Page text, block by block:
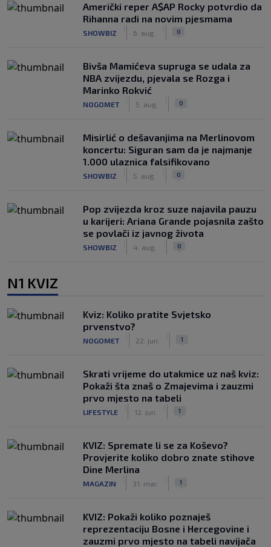
Američki reper A$AP Rocky potvrdio da
Rihanna radi na novim pjesmama
SHOWBIZ 6. aug. 0
Bivša Mamićeva supruga se udala za
NBA zvijezdu, pjevala se Rozga i
Marinko Rokvić
NOGOMET 5. aug. 0
Misirlić o dešavanjima na Merlinovom
koncertu: Siguran sam da je najmanje
1.000 ulaznica falsifikovano
SHOWBIZ 5. aug. 0
Pop zvijezda kroz suze najavila pauzu
u karijeri: Ariana Grande pojasnila zašto
se povlači iz javnog života
SHOWBIZ 4. aug. 0
N1 KVIZ
Kviz: Koliko pratite Svjetsko
prvenstvo?
NOGOMET 22. jun. 1
Skrati vrijeme do utakmice uz naš kviz:
Pokaži šta znaš o Zmajevima i zauzmi
prvo mjesto na tabeli
LIFESTYLE 12. jun. 1
KVIZ: Spremate li se za Koševo?
Provjerite koliko dobro znate stihove
Dine Merlina
MAGAZIN 31. mar. 1
KVIZ: Pokaži koliko poznaješ
reprezentaciju Bosne i Hercegovine i
zauzmi prvo mjesto na tabeli navijača